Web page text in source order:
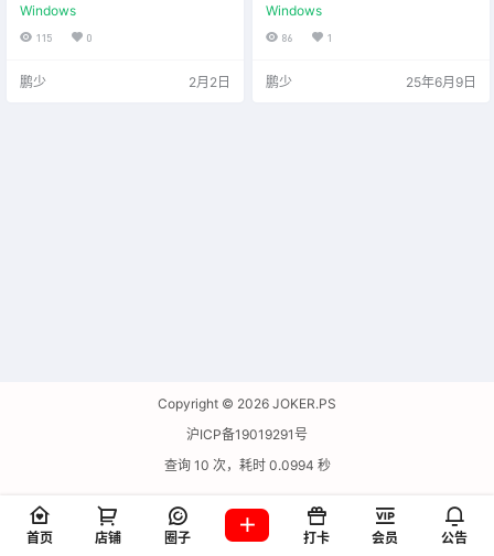
Windows
115 0
鹏少 2月2日
Windows
86 1
鹏少 25年6月9日
Copyright © 2026 JOKER.PS
沪ICP备19019291号
查询 10 次，耗时 0.0994 秒
首页 店铺 圈子 打卡 会员 公告